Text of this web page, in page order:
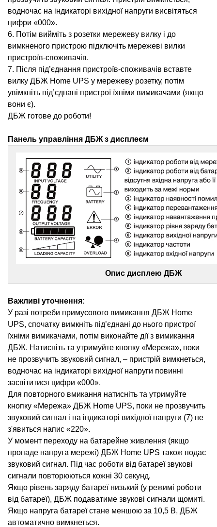
водночас на індикаторі вихідної напруги висвітяться
цифри «000».
6. Потім вийміть з розетки мережеву вилку і до
вимкненого пристрою підключіть мережеві вилки
пристроїв-споживачів.
7. Після під’єднання пристроїв-споживачів вставте
вилку ДБЖ Home UPS у мережеву розетку, потім
увімкніть під’єднані пристрої їхніми вимикачами (якщо
вони є).
ДБЖ готове до роботи!
Панель управління ДБЖ з дисплеєм
Опис дисплею ДБЖ
Важливі уточнення:
У разі потреби примусового вимикання ДБЖ Home
UPS, спочатку вимкніть під’єднані до нього пристрої
їхніми вимикачами, потім виконайте дії з вимикання
ДБЖ. Натисніть та утримуйте кнопку «Мережа», поки
не прозвучить звуковий сигнал, – пристрій вимкнеться,
водночас на індикаторі вихідної напруги повинні
засвітитися цифри «000».
Для повторного вмикання натисніть та утримуйте
кнопку «Мережа» ДБЖ Home UPS, поки не прозвучить
звуковий сигнал і на індикаторі вихідної напруги (7) не
з'явиться напис «220».
У момент переходу на батарейне живлення (якщо
пропаде напруга мережі) ДБЖ Home UPS також подає
звуковий сигнал. Під час роботи від батареї звукові
сигнали повторюються кожні 30 секунд.
Якщо рівень заряду батареї низький (у режимі роботи
від батареї), ДБЖ подаватиме звукові сигнали щомиті.
Якщо напруга батареї стане меншою за 10,5 В, ДБЖ
автоматично вимкнеться.